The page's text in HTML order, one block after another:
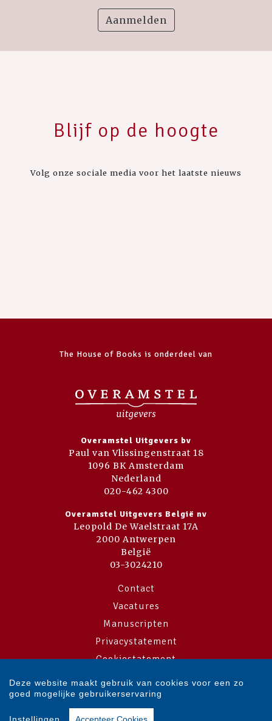
Aanmelden
Blijf op de hoogte
Volg onze sociale media voor het laatste nieuws
The House of Books is onderdeel van
Overamstel Uitgevers bv
Paul van Vlissingenstraat 18
1096 BK Amsterdam
Nederland
020-462 4300
Overamstel Uitgevers België nv
Leopold De Waelstraat 17A
2000 Antwerpen
België
03-3024210
Contact
Vacatures
Manuscripten
Privacystatement
Cookiestatement
Cookie-instellingen
Copyright © 2007-2026 Overamstel Uitgevers - Alle rechten voorbehouden
Deze website maakt gebruik van cookies voor een zo
goed mogelijke gebruikerservaring